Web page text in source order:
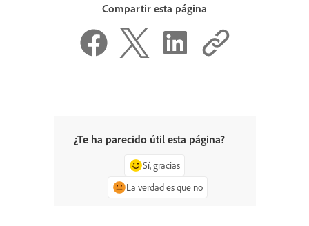
Compartir esta página
¿Te ha parecido útil esta página?
Sí, gracias
La verdad es que no